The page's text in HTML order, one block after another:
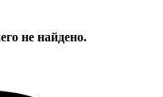
не найдено.